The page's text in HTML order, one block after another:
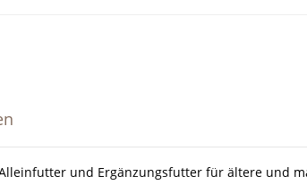
und Ergänzungsfutter für ältere und